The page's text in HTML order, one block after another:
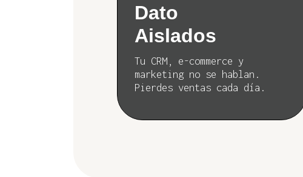
Dato
Aislados
Tu CRM, e-commerce y
marketing no se hablan.
Pierdes ventas cada día.